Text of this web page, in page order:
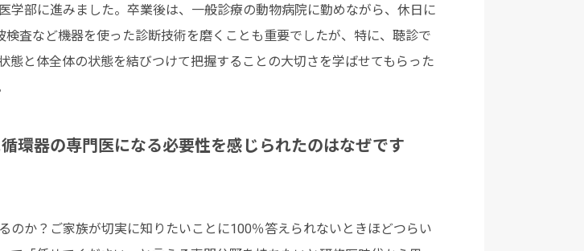
学部に進みました。卒業後は、一般診療の動物病院に勤めながら、休日に
査など機器を使った診断技術を磨くことも重要でしたが、特に、聴診で
と体全体の状態を結びつけて把握することの大切さを学ばせてもらった
環器の専門医になる必要性を感じられたのはなぜです
のか？ご家族が切実に知りたいことに100％答えられないときほどつらい